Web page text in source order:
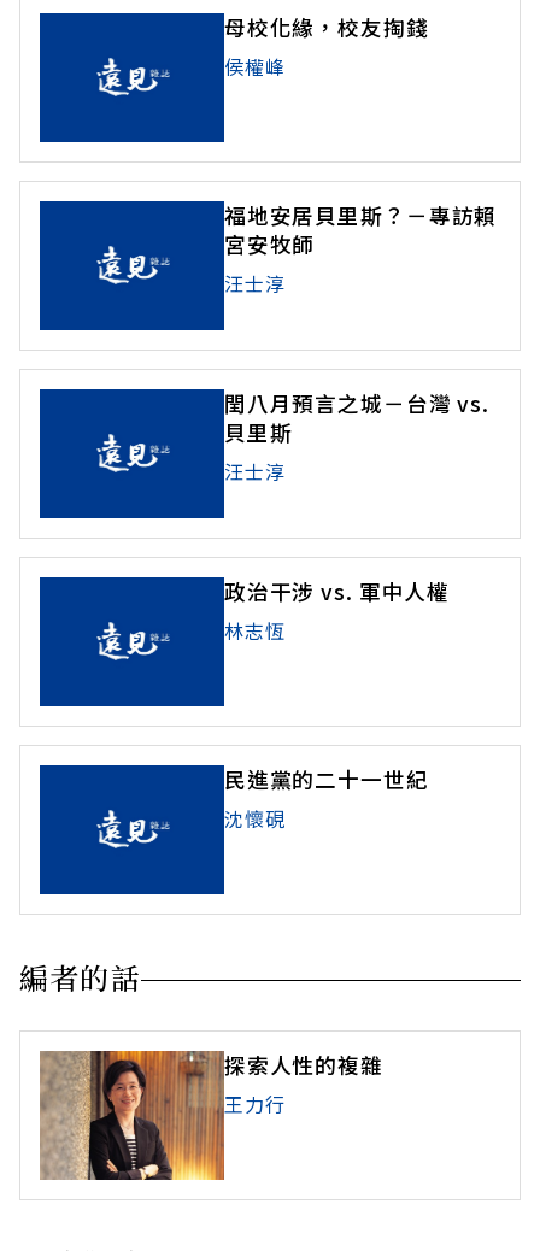
母校化緣，校友掏錢
侯權峰
福地安居貝里斯？－專訪賴
宮安牧師
汪士淳
閏八月預言之城－台灣 vs.
貝里斯
汪士淳
政治干涉 vs. 軍中人權
林志恆
民進黨的二十一世紀
沈懷硯
編者的話
探索人性的複雜
王力行